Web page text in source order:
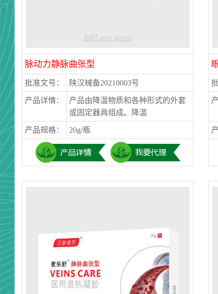
脉动力静脉曲张型
批准文号： 陕汉械备20210003号
产品详情：
产品由降温物质和各种形式的外套
或固定器具组成。降温
产品规格： 20g/瓶